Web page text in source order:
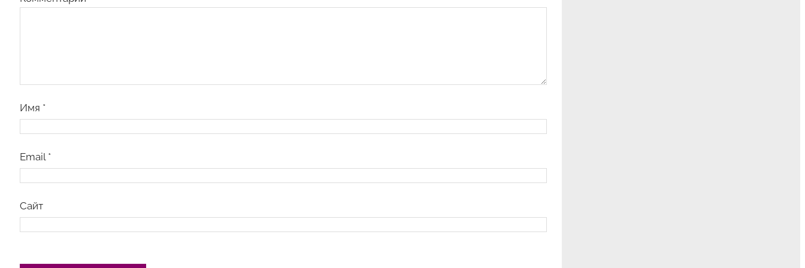
Имя *
Email *
Сайт